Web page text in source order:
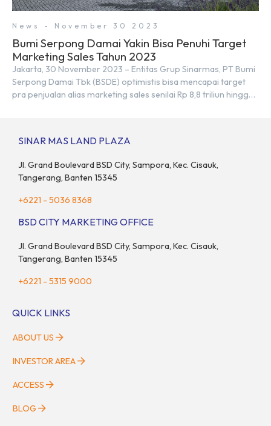
News - November 30 2023
Bumi Serpong Damai Yakin Bisa Penuhi Target
Marketing Sales Tahun 2023
Jakarta, 30 November 2023 – Entitas Grup Sinarmas, PT Bumi
Serpong Damai Tbk (BSDE) optimistis bisa mencapai target
pra penjualan alias marketing sales senilai Rp 8,8 triliun hingga
target. “Kami yakin target […]
SINAR MAS LAND PLAZA
Jl. Grand Boulevard BSD City, Sampora, Kec. Cisauk,
Tangerang, Banten 15345
+6221 - 5036 8368
BSD CITY MARKETING OFFICE
Jl. Grand Boulevard BSD City, Sampora, Kec. Cisauk,
Tangerang, Banten 15345
+6221 - 5315 9000
QUICK LINKS
ABOUT US
INVESTOR AREA
ACCESS
BLOG